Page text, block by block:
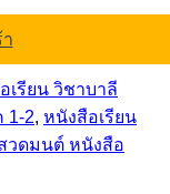
เรียน วิชาบาลี
1-2, หนังสือเรียน
วดมนต์ หนังสือ